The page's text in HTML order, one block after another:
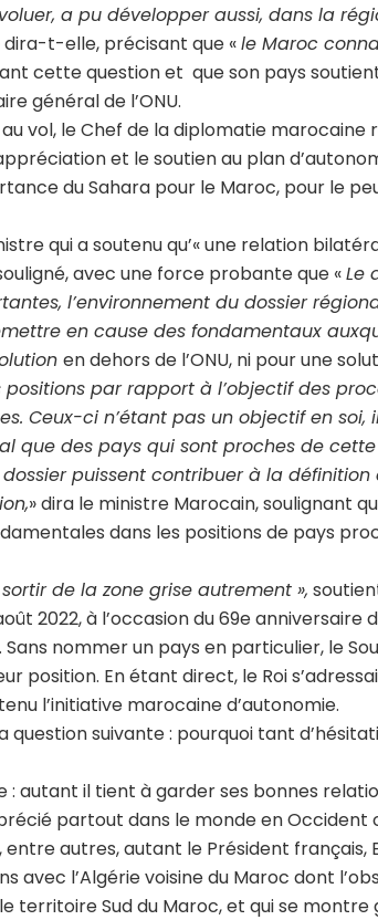
a pu développer aussi, dans la
dira-t-elle, précisant que «le Maroc
cette question et que son pays
général de l’ONU.
vol, le Chef de la diplomatie marocaine
et le soutien au plan
du Sahara pour le Maroc, pour le
qui a soutenu qu’« une relation
avec une force probante que «Le
l’environnement du dossier
en cause des fondamentaux
en dehors de l’ONU, ni pour une
par rapport à l’objectif des
Ceux-ci n’étant pas un objectif en
que des pays qui sont proches de
puissent contribuer à la
» dira le ministre Marocain, soulignant
dans les positions de pays
de la zone grise autrement »,
2022, à l’occasion du 69e anniversaire
nommer un pays en particulier, le
position. En étant direct, le Roi
l’initiative marocaine d’autonomie.
question suivante : pourquoi tant
: autant il tient à garder ses bonnes
partout dans le monde en
autres, autant le Président
avec l’Algérie voisine du Maroc dont
territoire Sud du Maroc, et qui se